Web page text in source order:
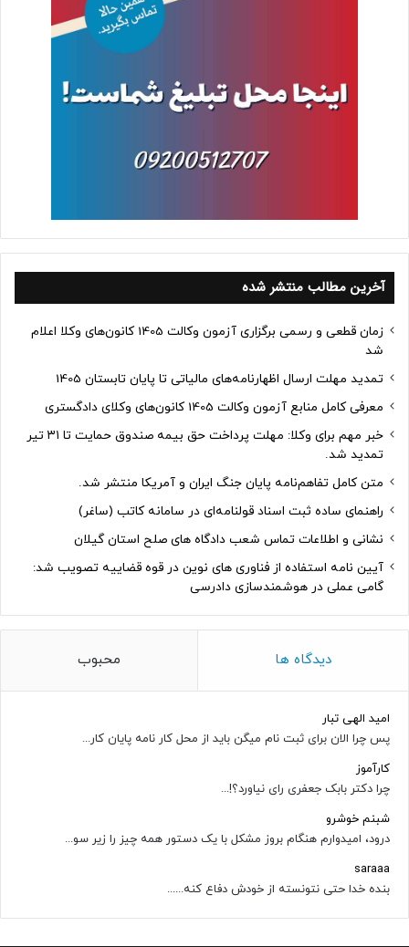
آخرین مطالب منتشر شده
زمان قطعی و رسمی برگزاری آزمون وکالت 1405 کانون‌های وکلا اعلام
شد
تمدید مهلت ارسال اظهارنامه‌های مالیاتی تا پایان تابستان 1405
معرفی کامل منابع آزمون وکالت 1405 کانون‌های وکلای دادگستری
خبر مهم برای وکلا: مهلت پرداخت حق بیمه صندوق حمایت تا ۳۱ تیر
تمدید شد.
متن کامل تفاهم‌نامه پایان جنگ ایران و آمریکا منتشر شد.
راهنمای ساده ثبت اسناد قولنامه‌ای در سامانه کاتب (ساغر)
نشانی و اطلاعات تماس شعب دادگاه های صلح استان گیلان
آیین نامه استفاده از فناوری های نوین در قوه قضاییه تصویب شد:
گامی عملی در هوشمندسازی دادرسی
دیدگاه ها محبوب
امید الهی تبار
پس چرا الان برای ثبت نام میگن باید از محل کار نامه پایان کار...
کارآموز
چرا دکتر بابک جعفری رای نیاورد؟!...
شبنم خوشرو
درود، امیدوارم هنگام بروز مشکل با یک دستور همه چیز را زیر سو...
saraaa
بنده خدا حتی نتونسته از خودش دفاع کنه......